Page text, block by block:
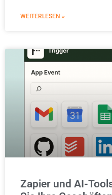
WEITERLESEN »
Zapier und AI-